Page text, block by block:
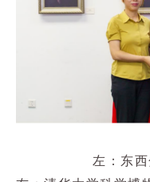
左：东